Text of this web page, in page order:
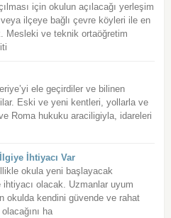
için okulun açılacağı yerleşim
ilçeye bağlı çevre köyleri ile en
Mesleki ve teknik ortaöğretim
ele geçirdiler ve bilinen
Eski ve yeni kentleri, yollarla ve
Roma hukuku araciligiyla, idareleri
İhtiyacı Var
okula yeni başlayacak
olacak. Uzmanlar uyum
okulda kendini güvende ve rahat
ha